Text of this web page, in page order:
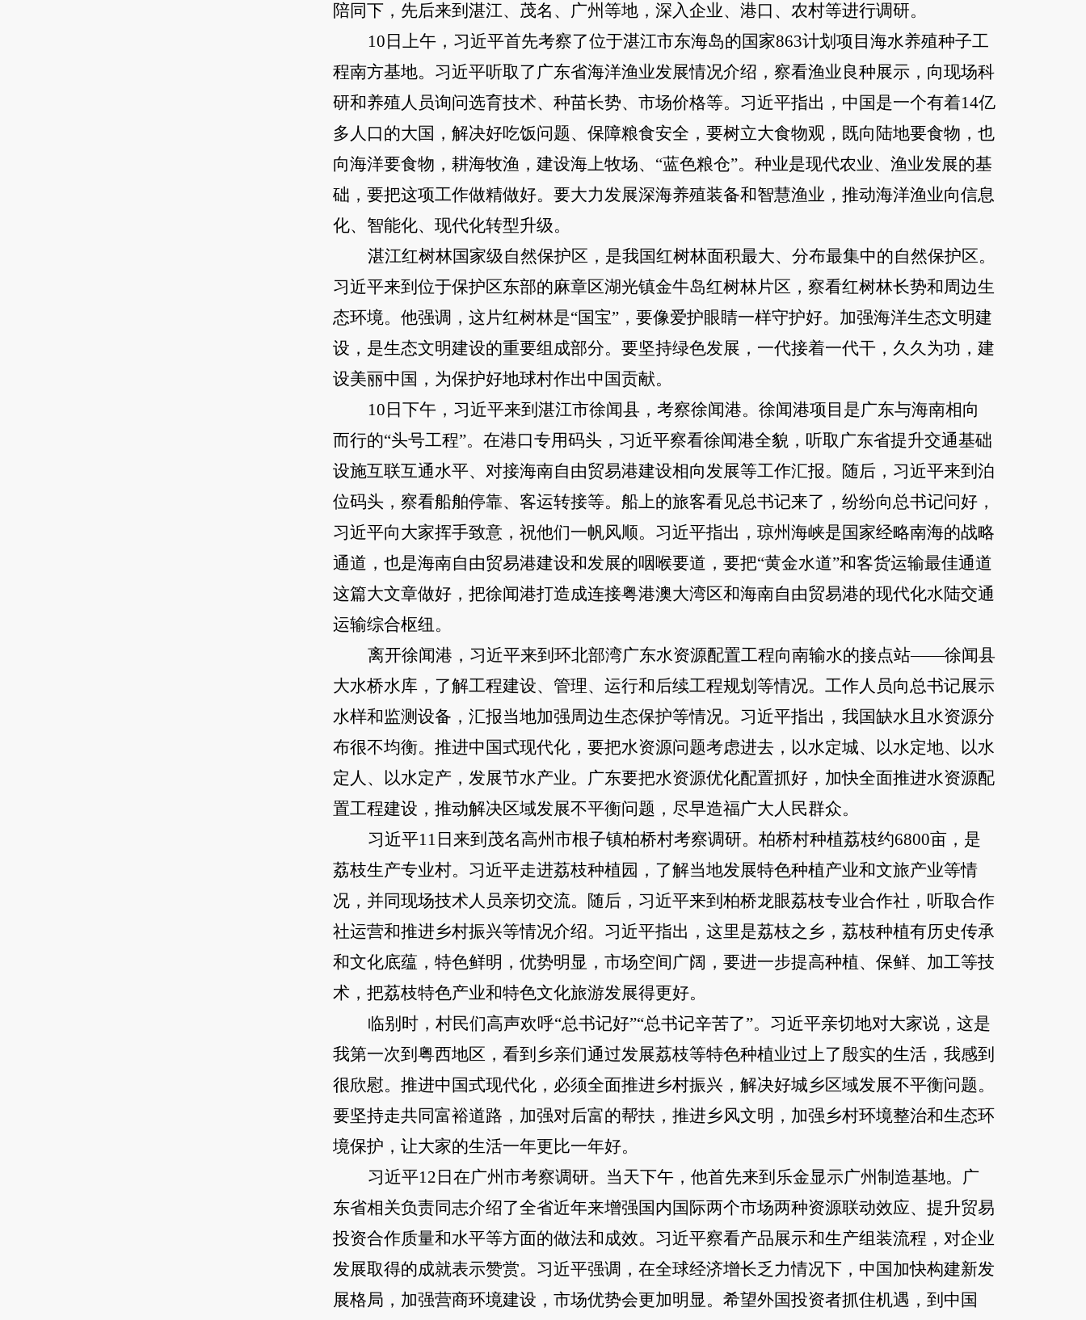
陪同下，先后来到湛江、茂名、广州等地，深入企业、港口、农村等进行调研。
10日上午，习近平首先考察了位于湛江市东海岛的国家863计划项目海水养殖种子工
程南方基地。习近平听取了广东省海洋渔业发展情况介绍，察看渔业良种展示，向现场科
研和养殖人员询问选育技术、种苗长势、市场价格等。习近平指出，中国是一个有着14亿
多人口的大国，解决好吃饭问题、保障粮食安全，要树立大食物观，既向陆地要食物，也
向海洋要食物，耕海牧渔，建设海上牧场、“蓝色粮仓”。种业是现代农业、渔业发展的基
础，要把这项工作做精做好。要大力发展深海养殖装备和智慧渔业，推动海洋渔业向信息
化、智能化、现代化转型升级。
湛江红树林国家级自然保护区，是我国红树林面积最大、分布最集中的自然保护区。
习近平来到位于保护区东部的麻章区湖光镇金牛岛红树林片区，察看红树林长势和周边生
态环境。他强调，这片红树林是“国宝”，要像爱护眼睛一样守护好。加强海洋生态文明建
设，是生态文明建设的重要组成部分。要坚持绿色发展，一代接着一代干，久久为功，建
设美丽中国，为保护好地球村作出中国贡献。
10日下午，习近平来到湛江市徐闻县，考察徐闻港。徐闻港项目是广东与海南相向
而行的“头号工程”。在港口专用码头，习近平察看徐闻港全貌，听取广东省提升交通基础
设施互联互通水平、对接海南自由贸易港建设相向发展等工作汇报。随后，习近平来到泊
位码头，察看船舶停靠、客运转接等。船上的旅客看见总书记来了，纷纷向总书记问好，
习近平向大家挥手致意，祝他们一帆风顺。习近平指出，琼州海峡是国家经略南海的战略
通道，也是海南自由贸易港建设和发展的咽喉要道，要把“黄金水道”和客货运输最佳通道
这篇大文章做好，把徐闻港打造成连接粤港澳大湾区和海南自由贸易港的现代化水陆交通
运输综合枢纽。
离开徐闻港，习近平来到环北部湾广东水资源配置工程向南输水的接点站——徐闻县
大水桥水库，了解工程建设、管理、运行和后续工程规划等情况。工作人员向总书记展示
水样和监测设备，汇报当地加强周边生态保护等情况。习近平指出，我国缺水且水资源分
布很不均衡。推进中国式现代化，要把水资源问题考虑进去，以水定城、以水定地、以水
定人、以水定产，发展节水产业。广东要把水资源优化配置抓好，加快全面推进水资源配
置工程建设，推动解决区域发展不平衡问题，尽早造福广大人民群众。
习近平11日来到茂名高州市根子镇柏桥村考察调研。柏桥村种植荔枝约6800亩，是
荔枝生产专业村。习近平走进荔枝种植园，了解当地发展特色种植产业和文旅产业等情
况，并同现场技术人员亲切交流。随后，习近平来到柏桥龙眼荔枝专业合作社，听取合作
社运营和推进乡村振兴等情况介绍。习近平指出，这里是荔枝之乡，荔枝种植有历史传承
和文化底蕴，特色鲜明，优势明显，市场空间广阔，要进一步提高种植、保鲜、加工等技
术，把荔枝特色产业和特色文化旅游发展得更好。
临别时，村民们高声欢呼“总书记好”“总书记辛苦了”。习近平亲切地对大家说，这是
我第一次到粤西地区，看到乡亲们通过发展荔枝等特色种植业过上了殷实的生活，我感到
很欣慰。推进中国式现代化，必须全面推进乡村振兴，解决好城乡区域发展不平衡问题。
要坚持走共同富裕道路，加强对后富的帮扶，推进乡风文明，加强乡村环境整治和生态环
境保护，让大家的生活一年更比一年好。
习近平12日在广州市考察调研。当天下午，他首先来到乐金显示广州制造基地。广
东省相关负责同志介绍了全省近年来增强国内国际两个市场两种资源联动效应、提升贸易
投资合作质量和水平等方面的做法和成效。习近平察看产品展示和生产组装流程，对企业
发展取得的成就表示赞赏。习近平强调，在全球经济增长乏力情况下，中国加快构建新发
展格局，加强营商环境建设，市场优势会更加明显。希望外国投资者抓住机遇，到中国